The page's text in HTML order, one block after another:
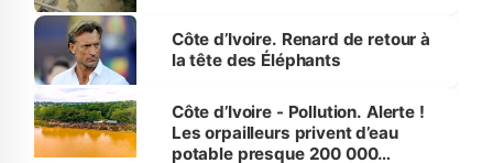
Côte d’Ivoire. Renard de retour à
la tête des Éléphants
Côte d’Ivoire - Pollution. Alerte !
Les orpailleurs privent d’eau
potable presque 200 000